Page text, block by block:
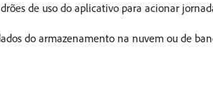
de uso do aplicativo para acionar
do armazenamento na nuvem ou de